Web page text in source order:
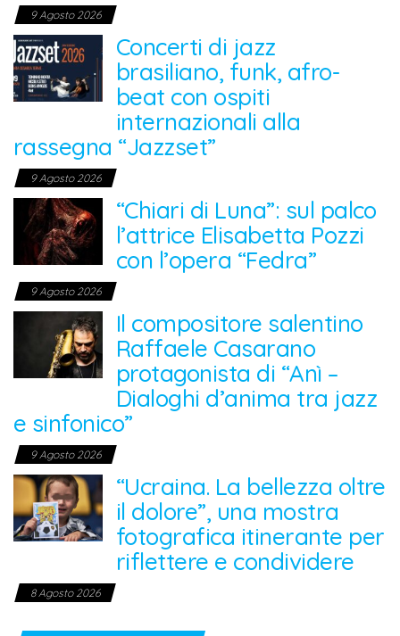
9 Agosto 2026
Concerti di jazz
brasiliano, funk, afro-
beat con ospiti
internazionali alla
rassegna “Jazzset”
9 Agosto 2026
“Chiari di Luna”: sul palco
l’attrice Elisabetta Pozzi
con l’opera “Fedra”
9 Agosto 2026
Il compositore salentino
Raffaele Casarano
protagonista di “Anì –
Dialoghi d’anima tra jazz
e sinfonico”
9 Agosto 2026
“Ucraina. La bellezza oltre
il dolore”, una mostra
fotografica itinerante per
riflettere e condividere
8 Agosto 2026